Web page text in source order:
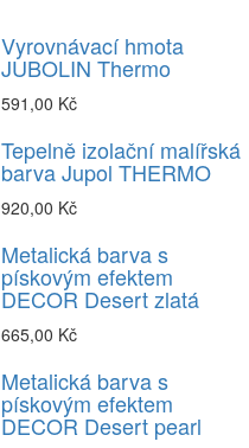
Vyrovnávací hmota
JUBOLIN Thermo
591,00 Kč
Tepelně izolační malířská
barva Jupol THERMO
920,00 Kč
Metalická barva s
pískovým efektem
DECOR Desert zlatá
665,00 Kč
Metalická barva s
pískovým efektem
DECOR Desert pearl